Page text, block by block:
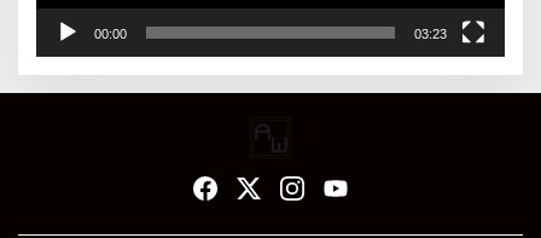
00:00 03:23